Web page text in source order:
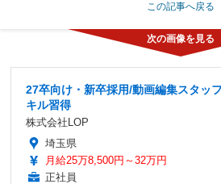
この記事へ戻る
27卒向け・新卒採用/動画編集スタッ
キル習得
株式会社LOP
埼玉県
月給25万8,500円～32万円
正社員